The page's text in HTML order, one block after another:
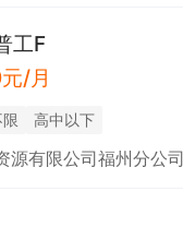
工F
/月
高中以下
源有限公司福州分公司